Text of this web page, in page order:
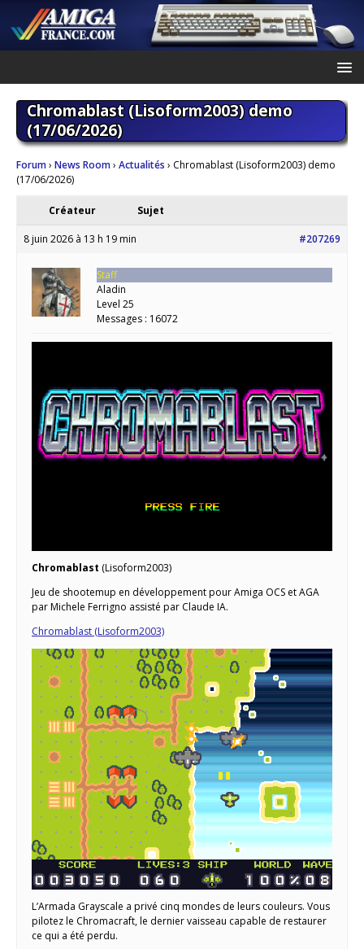
Chromablast (Lisoform2003) demo
(17/06/2026)
Forum› News Room› Actualités › Chromablast (Lisoform2003) demo
(17/06/2026)
Créateur Sujet
8 juin 2026 à 13 h 19 min #207269
Staff
Aladin
Level 25
Messages : 16072
Chromablast (Lisoform2003)
Jeu de shootemup en développement pour Amiga OCS et AGA
par Michele Ferrigno assisté par Claude IA.
Chromablast (Lisoform2003)
L’Armada Grayscale a privé cinq mondes de leurs couleurs. Vous
pilotez le Chromacraft, le dernier vaisseau capable de restaurer
ce qui a été perdu.